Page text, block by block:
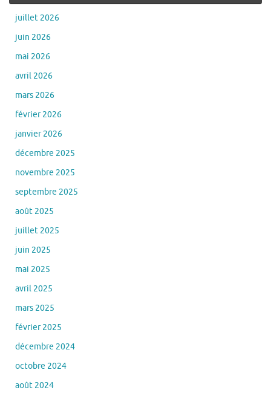
juillet 2026
juin 2026
mai 2026
avril 2026
mars 2026
février 2026
janvier 2026
décembre 2025
novembre 2025
septembre 2025
août 2025
juillet 2025
juin 2025
mai 2025
avril 2025
mars 2025
février 2025
décembre 2024
octobre 2024
août 2024